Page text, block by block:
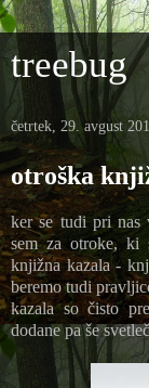
treebug
četrtek, 29. avgust
otroška
ker se tudi pri nas
sem za otroke, ki
knjižna kazala -
beremo tudi
kazala so čisto
dodane pa še